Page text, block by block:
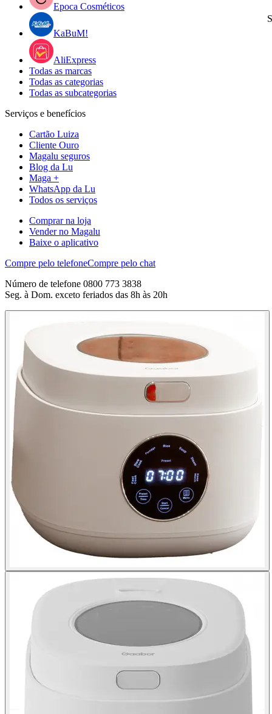
Epoca Cosméticos
KaBuM!
AliExpress
Todas as marcas
Todas as categorias
Todas as subcategorias
Serviços e benefícios
Cartão Luiza
Cliente Ouro
Magalu seguros
Blog da Lu
Maga +
WhatsApp da Lu
Todos os serviços
Comprar na loja
Vender no Magalu
Baixe o aplicativo
Compre pelo telefoneCompre pelo chat
Número de telefone 0800 773 3838
Seg. à Dom. exceto feriados das 8h às 20h